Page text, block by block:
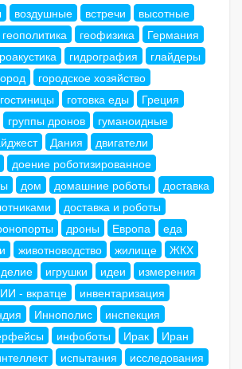
воздушные встречи
высотные
геополитика геофизика
Германия
гидрография
глайдеры
городское хозяйство
гостиницы готовка еды
Греция
группы дронов
гуманоидные
Дания
двигатели
доение роботизированное
дом домашние роботы
доставка
доставка и роботы
дроны Европа
еда
животноводство жилище
ЖКХ
игрушки идеи
измерения
ИИ - вкратце
инвентаризация
Иннополис
инспекция
инфоботы Ирак
Иран
испытания
исследования